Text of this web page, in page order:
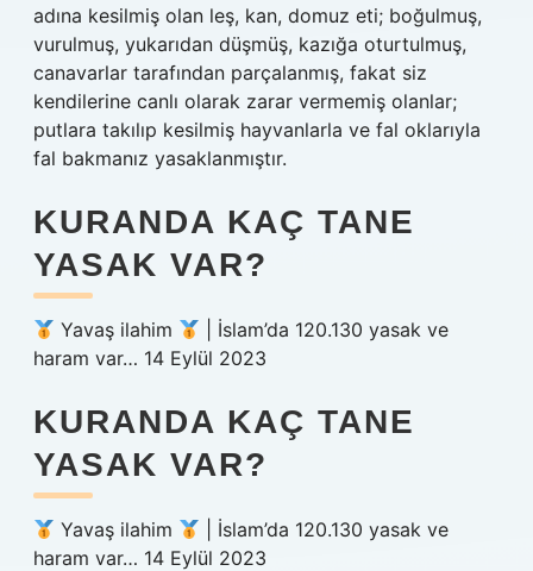
adına kesilmiş olan leş, kan, domuz eti; boğulmuş,
vurulmuş, yukarıdan düşmüş, kazığa oturtulmuş,
canavarlar tarafından parçalanmış, fakat siz
kendilerine canlı olarak zarar vermemiş olanlar;
putlara takılıp kesilmiş hayvanlarla ve fal oklarıyla
fal bakmanız yasaklanmıştır.
KURANDA KAÇ TANE
YASAK VAR?
Yavaş ilahim
| İslam’da 120.130 yasak ve
haram var… 14 Eylül 2023
KURANDA KAÇ TANE
YASAK VAR?
Yavaş ilahim
| İslam’da 120.130 yasak ve
haram var… 14 Eylül 2023